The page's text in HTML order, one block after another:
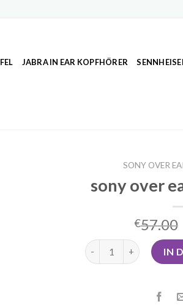
JABRA IN EAR KOPFHÖRER
SONY OVER
sony over
€57.00
sony over ear kopfhörer
IN